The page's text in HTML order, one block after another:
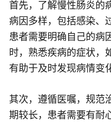
首先，了解慢性肠炎的
病因多样，包括感染、
患者需要明确自己的病
时，熟悉疾病的症状，
有助于及时发现病情变
其次，遵循医嘱，规范
期较长，患者需要有耐